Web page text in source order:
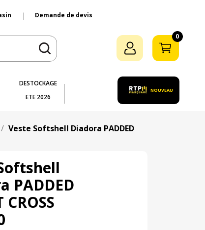
Demande de devis
0
DESTOCKAGE
ETE 2026
NOUVEAU
Veste Softshell Diadora PADDED
PADDED
CROSS